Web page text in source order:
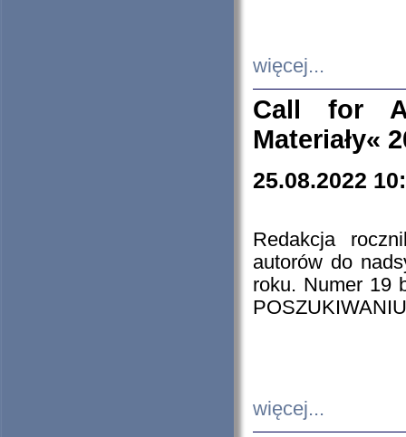
więcej...
Call for
Materiały«
25.08.2022
Redakcja
autorów do
roku. Numer 19
więcej...